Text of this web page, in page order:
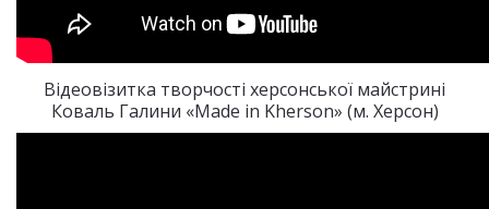
Відеовізитка творчості херсонської майстрині
Коваль Галини «Made in Kherson» (м. Херсон)